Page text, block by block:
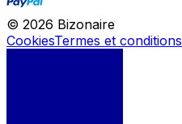
© 2026 Bizonaire
CookiesTermes et conditions